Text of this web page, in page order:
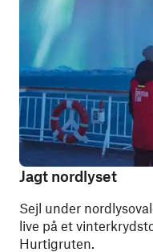
Jagt nordlyset
Sejl under
live på et
Hurtigruten.